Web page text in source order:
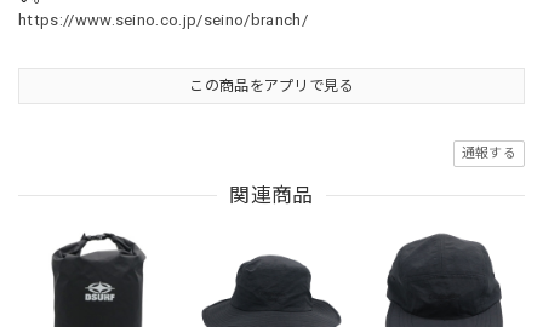
https://www.seino.co.jp/seino/branch/
この商品をアプリで見る
通報する
関連商品